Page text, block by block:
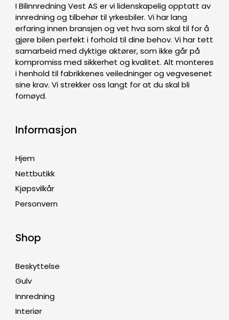
I Bilinnredning Vest AS er vi lidenskapelig opptatt av
innredning og tilbehør til yrkesbiler. Vi har lang
erfaring innen bransjen og vet hva som skal til for å
gjøre bilen perfekt i forhold til dine behov. Vi har tett
samarbeid med dyktige aktører, som ikke går på
kompromiss med sikkerhet og kvalitet. Alt monteres
i henhold til fabrikkenes veiledninger og vegvesenet
sine krav. Vi strekker oss langt for at du skal bli
fornøyd.
Informasjon
Hjem
Nettbutikk
Kjøpsvilkår
Personvern
Shop
Beskyttelse
Gulv
Innredning
Interiør